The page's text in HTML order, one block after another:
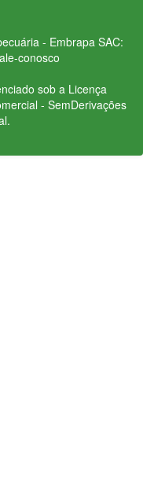
- Embrapa SAC:
conosco
sob a Licença
- SemDerivações